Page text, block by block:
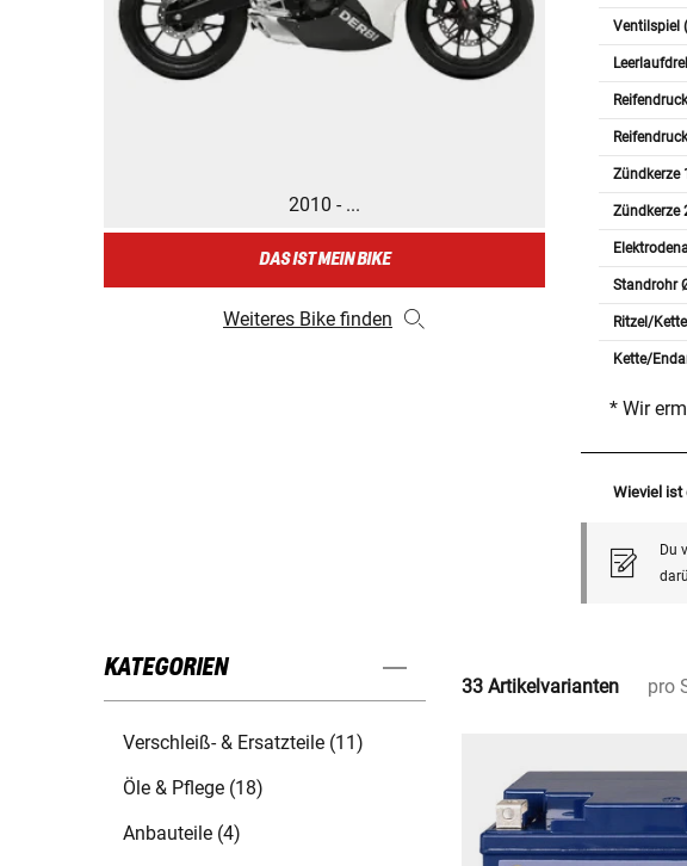
2010 - ...
DAS IST MEIN BIKE
Weiteres Bike finden
Ventilspiel
Zündkerze
Zündkerze
Standrohr
Ritzel/
Kette/
* Wir
Wieviel ist
Du
KATEGORIEN
Verschleiß- & Ersatzteile (11)
Öle & Pflege (18)
Anbauteile (4)
33 Artikelvarianten pro